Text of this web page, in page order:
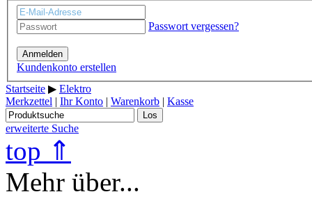
Passwort vergessen?
Anmelden
Kundenkonto erstellen
Startseite ▶ Elektro
Merkzettel | Ihr Konto | Warenkorb | Kasse
Los
erweiterte Suche
top ⇑
Mehr über...